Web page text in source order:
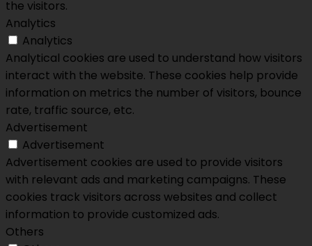
the visitors.
Analytics
Analytics
Analytical cookies are used to understand how visitors
interact with the website. These cookies help provide
information on metrics the number of visitors, bounce
rate, traffic source, etc.
Advertisement
Advertisement
Advertisement cookies are used to provide visitors
with relevant ads and marketing campaigns. These
cookies track visitors across websites and collect
information to provide customized ads.
Others